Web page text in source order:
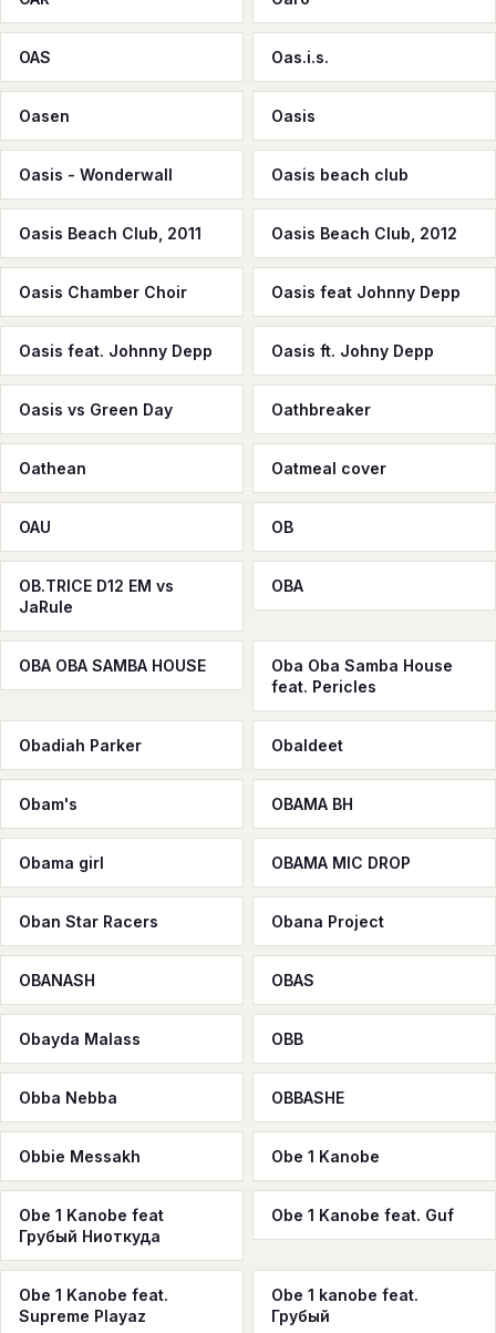
OAS Oas.i.s.
Oasen Oasis
Oasis - Wonderwall Oasis beach club
Oasis Beach Club, 2011 Oasis Beach Club, 2012
Oasis Chamber Choir Oasis feat Johnny Depp
Oasis feat. Johnny Depp Oasis ft. Johny Depp
Oasis vs Green Day Oathbreaker
Oathean Oatmeal cover
OAU OB
OB.TRICE D12 EM vs
JaRule
OBA
OBA OBA SAMBA HOUSE
Oba Oba Samba House
feat. Pericles
Obadiah Parker Obaldeet
Obam's OBAMA BH
Obama girl OBAMA MIC DROP
Oban Star Racers Obana Project
OBANASH OBAS
Obayda Malass OBB
Obba Nebba OBBASHE
Obbie Messakh Obe 1 Kanobe
Obe 1 Kanobe feat
Грубый Ниоткуда
Obe 1 Kanobe feat. Guf
Obe 1 Kanobe feat.
Supreme Playaz
Obe 1 kanobe feat.
Грубый